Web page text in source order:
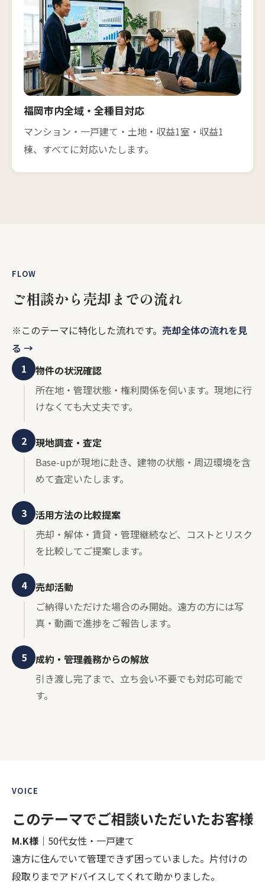
福岡市内全域・全種目対応
マンション・一戸建て・土地・収益1室・収益1
棟、すべてに対応いたします。
FLOW
ご相談から売却までの流れ
※このテーマに特化した流れです。 売却全体の流れを見
る →
1
物件の状況確認
所在地・管理状態・権利関係を伺います。現地に行
けなくても大丈夫です。
2
現地調査・査定
Base-upが現地に赴き、建物の状態・周辺環境を含
めて査定いたします。
3
活用方法の比較提案
売却・解体・賃貸・管理継続など、コストとリスク
を比較してご提案します。
4
売却活動
ご納得いただけた場合のみ開始。遠方の方には写
真・動画で進捗をご報告します。
5
成約・管理義務からの解放
引き渡し完了まで、立ち会い不要でも対応可能で
す。
VOICE
このテーマでご相談いただいたお客様
M.K様 ｜50代女性・一戸建て
遠方に住んでいて管理できず困っていました。片付けの
段取りまでアドバイスしてくれて助かりました。